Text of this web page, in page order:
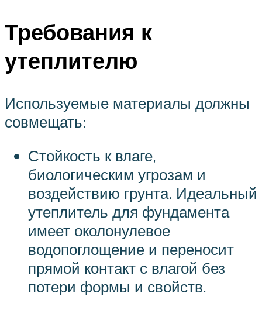
Требования к
утеплителю
Используемые материалы должны
совмещать:
Стойкость к влаге,
биологическим угрозам и
воздействию грунта. Идеальный
утеплитель для фундамента
имеет околонулевое
водопоглощение и переносит
прямой контакт с влагой без
потери формы и свойств.